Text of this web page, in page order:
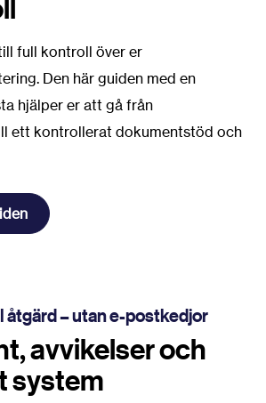
full kontroll över er
Den här guiden med en
hjälper er att gå från
ett kontrollerat dokumentstöd och
åtgärd – utan e-postkedjor
avvikelser och
system